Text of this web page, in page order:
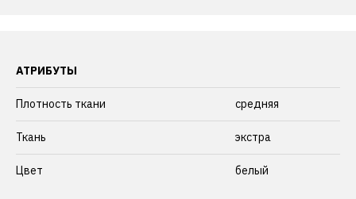
АТРИБУТЫ
Плотность ткани средняя
Ткань экстра
Цвет белый